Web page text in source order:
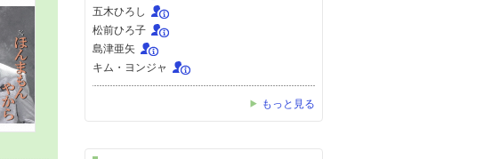
五木ひろし
松前ひろ子
島津亜矢
キム・ヨンジャ
もっと見る